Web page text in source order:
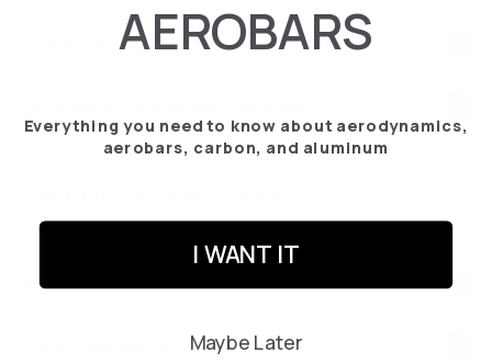
Pagos fáciles
Devoluciones sin complicaciones
Cómo devolver tu pedido
AEROBARS
Everything you need to know about aerodynamics,
aerobars, carbon, and aluminum
I WANT IT
Maybe Later